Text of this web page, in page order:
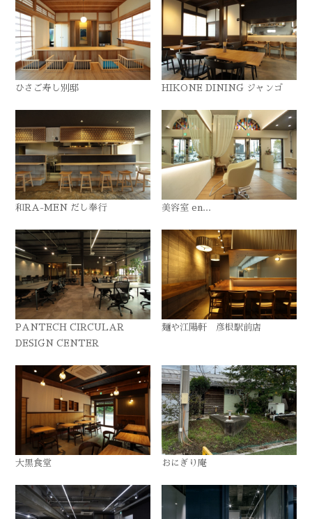
ひさご寿し別邸 HIKONE DINING ジャンゴ
和RA-MEN だし奉行 美容室 en...
PANTECH CIRCULAR
DESIGN CENTER
麺や江陽軒 彦根駅前店
大黒食堂 おにぎり庵